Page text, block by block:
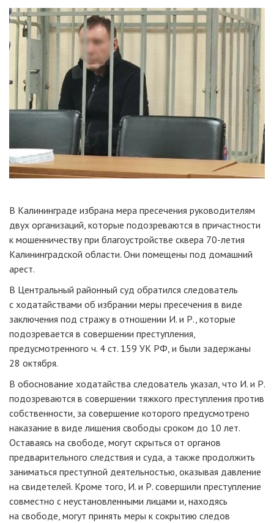
В Калининграде избрана мера пресечения руководителям
двух организаций, которые подозреваются в причастности
к мошенничеству при благоустройстве сквера 70-летия
Калининградской области. Они помещены под домашний
арест.
В Центральный районный суд обратился следователь
с ходатайствами об избрании меры пресечения в виде
заключения под стражу в отношении И. и Р., которые
подозревается в совершении преступления,
предусмотренного ч. 4 ст. 159 УК РФ, и были задержаны
28 октября.
В обоснование ходатайства следователь указал, что И. и Р.
подозреваются в совершении тяжкого преступления против
собственности, за совершение которого предусмотрено
наказание в виде лишения свободы сроком до 10 лет.
Оставаясь на свободе, могут скрыться от органов
предварительного следствия и суда, а также продолжить
заниматься преступной деятельностью, оказывая давление
на свидетелей. Кроме того, И. и Р. совершили преступление
совместно с неустановленными лицами и, находясь
на свободе, могут принять меры к сокрытию следов